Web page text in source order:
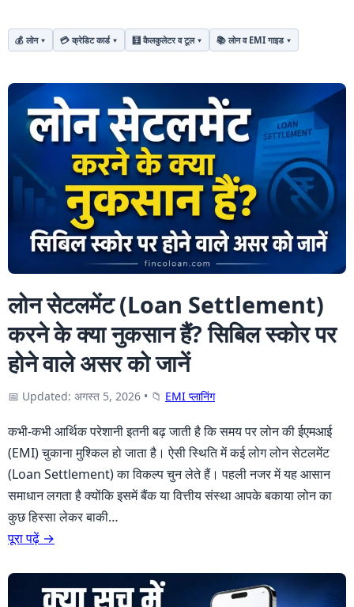
💰 लोन 💳 क्रेडिट कार्ड 🧮 कैलकुलेटर व टूल 📚 लोन व EMI गाइड
लोन सेटलमेंट (Loan Settlement)
करने के क्या नुकसान हैं? सिबिल स्कोर पर
होने वाले असर को जानें
📅 Updated: अगस्त 5, 2026 • 📁 EMI प्लानिंग
कभी-कभी आर्थिक परेशानी इतनी बढ़ जाती है कि समय पर लोन की ईएमआई
(EMI) चुकाना मुश्किल हो जाता है। ऐसी स्थिति में कई लोग लोन सेटलमेंट
(Loan Settlement) का विकल्प चुन लेते हैं। पहली नजर में यह आसान
समाधान लगता है क्योंकि इसमें बैंक या वित्तीय संस्था आपके बकाया लोन का
कुछ हिस्सा लेकर बाकी…
पूरा पढ़ें →